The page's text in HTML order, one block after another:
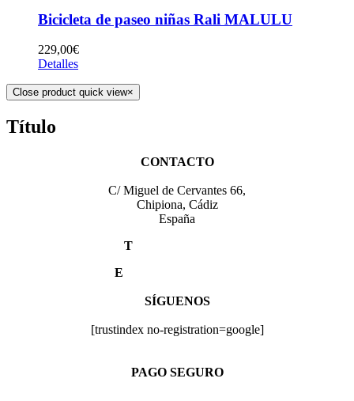
Bicicleta de paseo niñas Rali MALULU
229,00€
Detalles
Close product quick view×
Título
CONTACTO
C/ Miguel de Cervantes 66,
Chipiona, Cádiz
España
T
E
SÍGUENOS
[trustindex no-registration=google]
PAGO SEGURO